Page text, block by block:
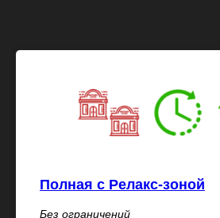
Полная с Релакс-зоной
Без ограничений